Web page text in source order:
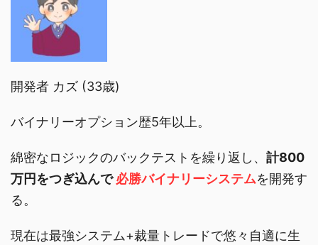
開発者 カズ (33歳)
バイナリーオプション歴5年以上。
綿密なロジックのバックテストを繰り返し、 計800
万円をつぎ込んで必勝バイナリーシステムを開発す
る。
現在は最強システム+裁量トレードで悠々自適に生